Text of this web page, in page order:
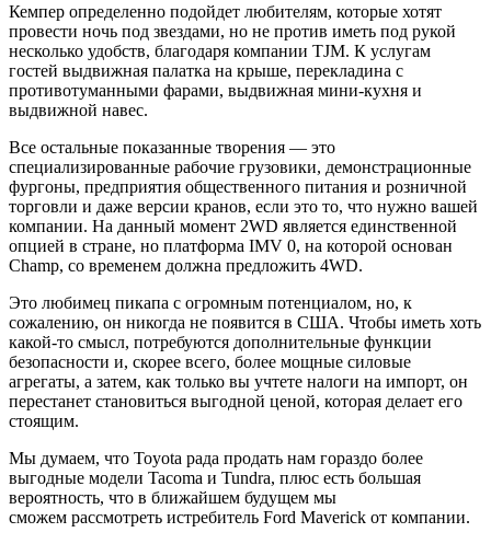
Кемпер определенно подойдет любителям, которые хотят
провести ночь под звездами, но не против иметь под рукой
несколько удобств, благодаря компании TJM. К услугам
гостей выдвижная палатка на крыше, перекладина с
противотуманными фарами, выдвижная мини-кухня и
выдвижной навес.
Все остальные показанные творения — это
специализированные рабочие грузовики, демонстрационные
фургоны, предприятия общественного питания и розничной
торговли и даже версии кранов, если это то, что нужно вашей
компании. На данный момент 2WD является единственной
опцией в стране, но платформа IMV 0, на которой основан
Champ, со временем должна предложить 4WD.
Это любимец пикапа с огромным потенциалом, но, к
сожалению, он никогда не появится в США. Чтобы иметь хоть
какой-то смысл, потребуются дополнительные функции
безопасности и, скорее всего, более мощные силовые
агрегаты, а затем, как только вы учтете налоги на импорт, он
перестанет становиться выгодной ценой, которая делает его
стоящим.
Мы думаем, что Toyota рада продать нам гораздо более
выгодные модели Tacoma и Tundra, плюс есть большая
вероятность, что в ближайшем будущем мы
сможем рассмотреть истребитель Ford Maverick от компании.